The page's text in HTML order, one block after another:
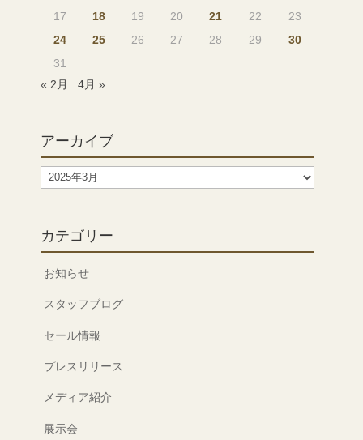
17
18 19 20 21 22
23
24
25 26 27 28 29
30
31
« 2月
4月 »
アーカイブ
ア
ー
イ
ブ
カテゴリー
お知らせ
スタッフブログ
セール情報
プレスリリース
メディア紹介
展示会